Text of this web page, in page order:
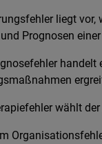
liegt vor,
Prognosen
wählt